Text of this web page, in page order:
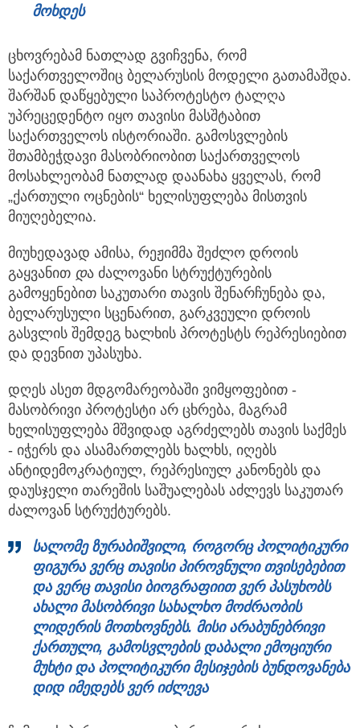
მოხდეს
ცხოვრებამ ნათლად გვიჩვენა, რომ
საქართველოშიც ბელარუსის მოდელი გათამაშდა.
შარშან დაწყებული საპროტესტო ტალღა
უპრეცედენტო იყო თავისი მასშტაბით
საქართველოს ისტორიაში. გამოსვლების
შთამბეჭდავი მასობრიობით საქართველოს
მოსახლეობამ ნათლად დაანახა ყველას, რომ
„ქართული ოცნების“ ხელისუფლება მისთვის
მიუღებელია.
მიუხედავად ამისა, რეჟიმმა შეძლო დროის
გაყვანით და ძალოვანი სტრუქტურების
გამოყენებით საკუთარი თავის შენარჩუნება და,
ბელარუსული სცენარით, გარკვეული დროის
გასვლის შემდეგ ხალხის პროტესტს რეპრესიებით
და დევნით უპასუხა.
დღეს ასეთ მდგომარეობაში ვიმყოფებით -
მასობრივი პროტესტი არ ცხრება, მაგრამ
ხელისუფლება მშვიდად აგრძელებს თავის საქმეს
- იჭერს და ასამართლებს ხალხს, იღებს
ანტიდემოკრატიულ, რეპრესიულ კანონებს და
დაუსჯელი თარეშის საშუალებას აძლევს საკუთარ
ძალოვან სტრუქტურებს.
სალომე ზურაბიშვილი, როგორც პოლიტიკური
ფიგურა ვერც თავისი პიროვნული თვისებებით
და ვერც თავისი ბიოგრაფიით ვერ პასუხობს
ახალი მასობრივი სახალხო მოძრაობის
ლიდერის მოთხოვნებს. მისი არაბუნებრივი
ქართული, გამოსვლების დაბალი ემოციური
მუხტი და პოლიტიკური მესიჯებისბუნდოვანება
დიდ იმედებს ვერ იძლევა